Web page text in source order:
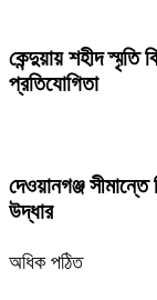
কেন্দুয়ায় শহীদ
প্রতিযোগিতা
দেওয়ানগঞ্জ
উদ্ধার
অধিক পঠিত